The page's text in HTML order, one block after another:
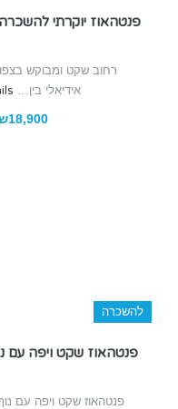
פנטהאוז יוקרתי
רחוב שקט ומבוקש
אידיאלי בין…
18,900ש"ח Monthly
להשכרה
פנטהאוז שקט ויפה עם
פנטהאוז שקט ויפה עם